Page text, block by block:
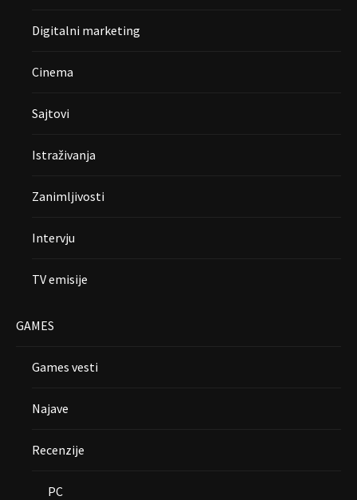
Digitalni marketing
Cinema
Sajtovi
Istraživanja
Zanimljivosti
Intervju
TV emisije
GAMES
Games vesti
Najave
Recenzije
PC